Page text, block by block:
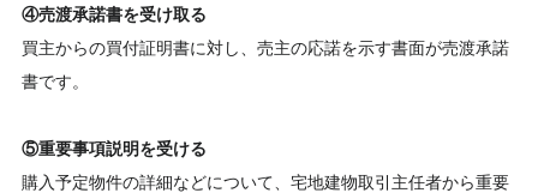
④売渡承諾書を受け取る
買主からの買付証明書に対し、売主の応諾を示す書面が売渡承諾
書です。
⑤重要事項説明を受ける
購入予定物件の詳細などについて、宅地建物取引主任者から重要